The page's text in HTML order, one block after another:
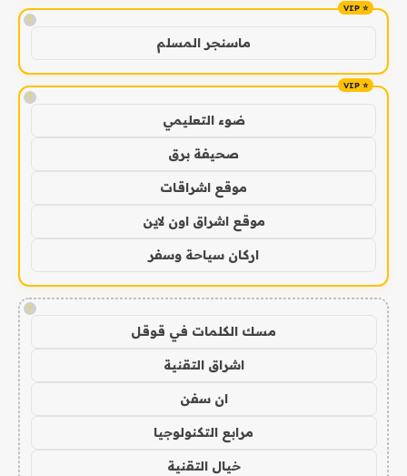
!
ماسنجر المسلم
!
ضوء التعليمي
صحيفة برق
موقع اشراقات
موقع اشراق اون لاين
اركان سياحة وسفر
!
مسك الكلمات في قوقل
اشراق التقنية
ان سفن
مرابع التكنولوجيا
خيال التقنية